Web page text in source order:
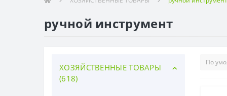
ручной инструмент
ХОЗЯЙСТВЕННЫЕ ТОВАРЫ
(618)